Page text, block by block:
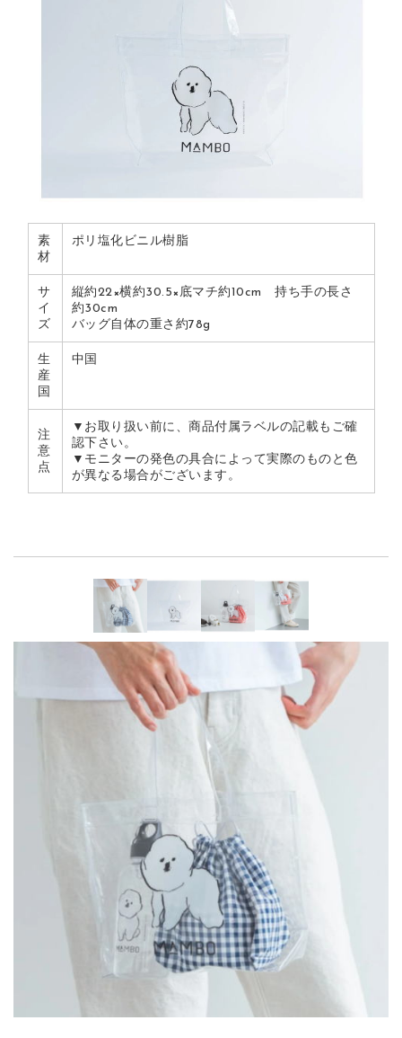
素
材
ポリ塩化ビニル樹脂
サ
イ
ズ
縦約22×横約30.5×底マチ約10cm 持ち手の長さ
約30cm
バッグ自体の重さ約78g
生
産
国
中国
注
意
点
▼お取り扱い前に、商品付属ラベルの記載もご確
認下さい。
▼モニターの発色の具合によって実際のものと色
が異なる場合がございます。